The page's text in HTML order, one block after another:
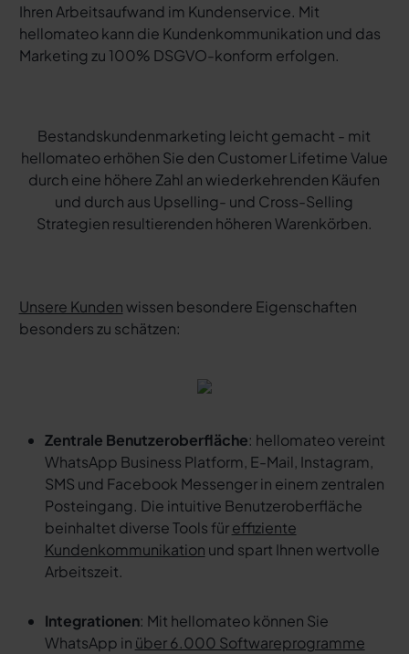
Ihren Arbeitsaufwand im Kundenservice. Mit
hellomateo kann die Kundenkommunikation und das
Marketing zu 100% DSGVO-konform erfolgen.
Bestandskundenmarketing leicht gemacht - mit
hellomateo erhöhen Sie den Customer Lifetime Value
durch eine höhere Zahl an wiederkehrenden Käufen
und durch aus Upselling- und Cross-Selling
Strategien resultierenden höheren Warenkörben.
Unsere Kundenwissen besondere Eigenschaften
besonders zu schätzen:
Zentrale Benutzeroberfläche: hellomateo vereint
WhatsApp Business Platform, E-Mail, Instagram,
SMS und Facebook Messenger in einem zentralen
Posteingang. Die intuitive Benutzeroberfläche
beinhaltet diverse Tools füreffiziente
Kundenkommunikation und spart Ihnen wertvolle
Arbeitszeit.
Integrationen: Mit hellomateo können Sie
WhatsApp in über 6.000 Softwareprogramme